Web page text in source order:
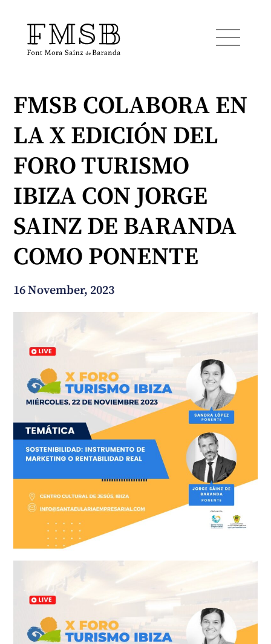
Startseite
Font Mora Sainz de Baranda
Dienste
Blog und Nachrichten
FMSB COLABORA EN
LA X EDICIÓN DEL
FORO TURISMO
IBIZA CON JORGE
SAINZ DE BARANDA
COMO PONENTE
16 November, 2023